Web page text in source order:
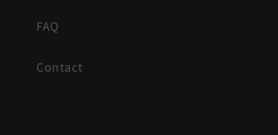
FAQ
Contact